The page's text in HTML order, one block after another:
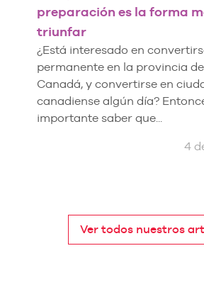
preparación es la forma
triunfar
¿Está interesado en
permanente en la provincia
Canadá, y convertirse en
canadiense algún día?
importante saber que...
4
Ver todos nuestros